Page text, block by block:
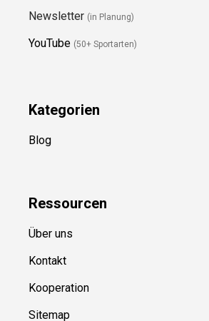
Newsletter (in Planung)
YouTube (50+ Sportarten)
Kategorien
Blog
Ressourcen
Über uns
Kontakt
Kooperation
Sitemap